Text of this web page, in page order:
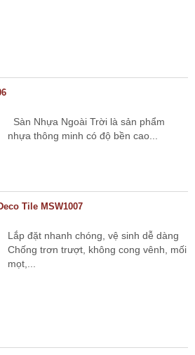
Sàn Nhựa Ngoài Trời là sản phẩm
nhựa thông minh có độ bền cao...
Tile MSW1007
Lắp đặt nhanh chóng, vệ sinh dễ dàng
Chống trơn trượt, không cong vênh, mối
mọt,...